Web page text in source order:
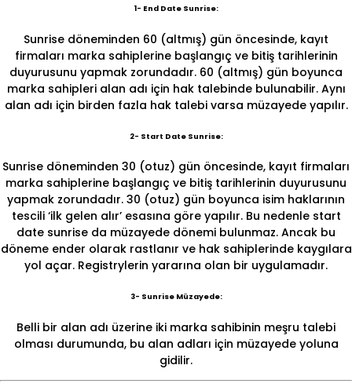
1- End Date Sunrise:
Sunrise döneminden 60 (altmış) gün öncesinde, kayıt
firmaları marka sahiplerine başlangıç ve bitiş tarihlerinin
duyurusunu yapmak zorundadır. 60 (altmış) gün boyunca
marka sahipleri alan adı için hak talebinde bulunabilir. Aynı
alan adı için birden fazla hak talebi varsa müzayede yapılır.
2- Start Date Sunrise:
Sunrise döneminden 30 (otuz) gün öncesinde, kayıt firmaları
marka sahiplerine başlangıç ve bitiş tarihlerinin duyurusunu
yapmak zorundadır. 30 (otuz) gün boyunca isim haklarının
tescili ‘ilk gelen alır’ esasına göre yapılır. Bu nedenle start
date sunrise da müzayede dönemi bulunmaz. Ancak bu
döneme ender olarak rastlanır ve hak sahiplerinde kaygılara
yol açar. Registrylerin yararına olan bir uygulamadır.
3- Sunrise Müzayede:
Belli bir alan adı üzerine iki marka sahibinin meşru talebi
olması durumunda, bu alan adları için müzayede yoluna
gidilir.